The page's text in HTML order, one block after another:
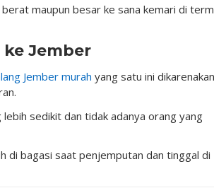
maupun besar ke sana kemari di
Jember
Jember murah yang satu ini dikarenakan
sedikit dan tidak adanya orang yang
di bagasi saat penjemputan dan tinggal di